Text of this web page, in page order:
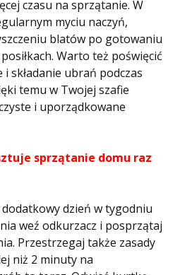
czasu na sprzątanie. W
myciu naczyń,
blatów po gotowaniu
Warto też poświęcić
składanie ubrań podczas
temu w Twojej szafie
i uporządkowane
sprzątanie domu raz
dzień w tygodniu
weź odkurzacz i posprzątaj
Przestrzegaj także zasady
niż 2 minuty na